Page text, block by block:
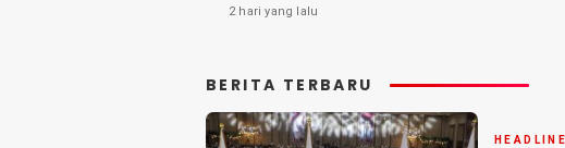
2 hari yang lalu
BERITA TERBARU